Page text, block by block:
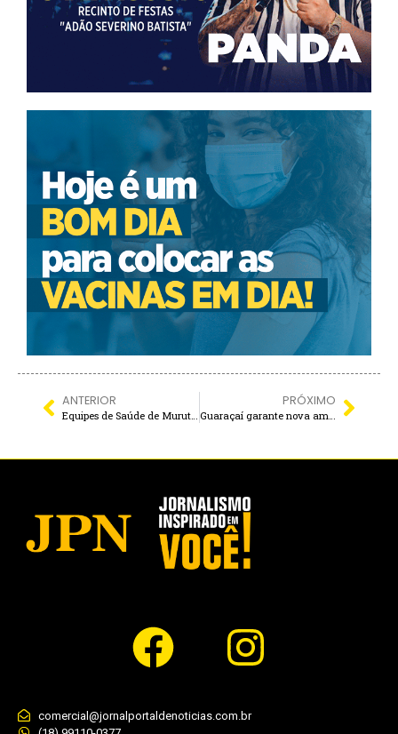
ANTERIOR
Equipes de Saúde de Murutinga do Sul Conquistam Nota Máxima em Avaliação Federal
PRÓXIMO
Guaraçaí garante nova ambulância em pacote de investimentos do Governo de SP
comercial@jornalportaldenoticias.com.br